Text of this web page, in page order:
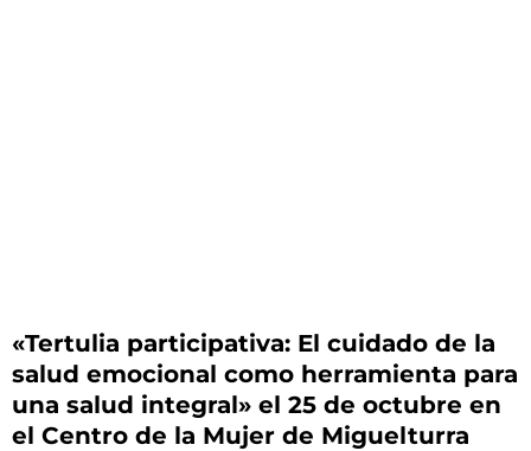
«Tertulia participativa: El cuidado de la
salud emocional como herramienta para
una salud integral» el 25 de octubre en
el Centro de la Mujer de Miguelturra